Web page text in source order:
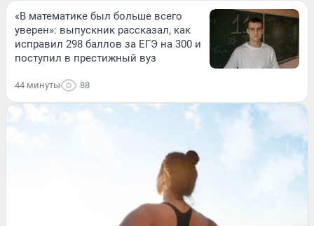
«В математике был больше всего
уверен»: выпускник рассказал, как
исправил 298 баллов за ЕГЭ на 300 и
поступил в престижный вуз
44 минуты 88